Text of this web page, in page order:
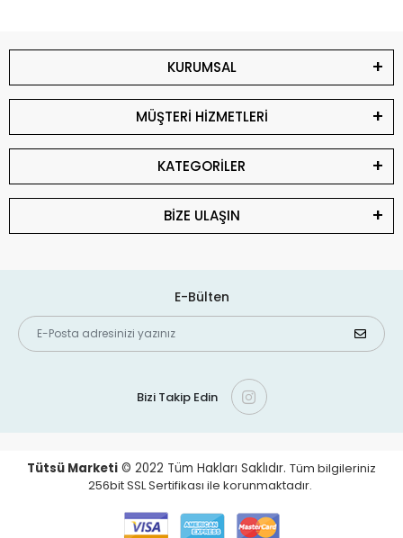
KURUMSAL
MÜŞTERİ HİZMETLERİ
KATEGORİLER
BİZE ULAŞIN
E-Bülten
Bizi Takip Edin
Tütsü Marketi © 2022 Tüm Hakları Saklıdır. Tüm bilgileriniz
256bit SSL Sertifikası ile korunmaktadır.